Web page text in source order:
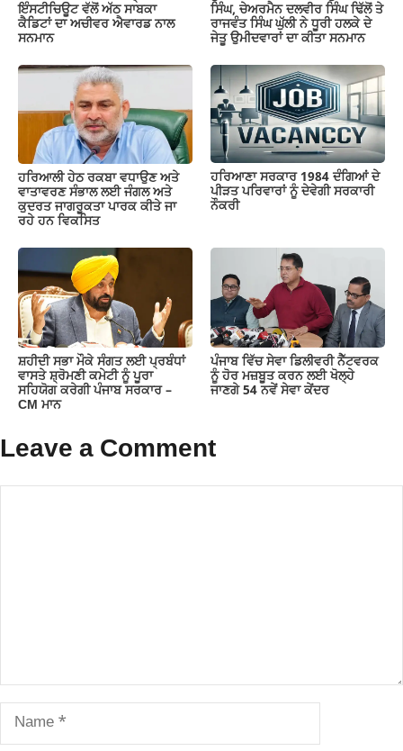
ਇੰਸਟੀਚਿਊਟ ਵੱਲੋਂ ਅੱਠ ਸਾਬਕਾ
ਕੈਡਿਟਾਂ ਦਾ ਅਚੀਵਰ ਐਵਾਰਡ ਨਾਲ
ਸਨਮਾਨ
ਸਿੰਘ, ਚੇਅਰਮੈਨ ਦਲਵੀਰ ਸਿੰਘ ਢਿੱਲੋਂ ਤੇ
ਰਾਜਵੰਤ ਸਿੰਘ ਘੁੱਲੀ ਨੇ ਧੂਰੀ ਹਲਕੇ ਦੇ
ਜੇਤੂ ਉਮੀਦਵਾਰਾਂ ਦਾ ਕੀਤਾ ਸਨਮਾਨ
ਹਰਿਆਲੀ ਹੇਠ ਰਕਬਾ ਵਧਾਉਣ ਅਤੇ
ਵਾਤਾਵਰਣ ਸੰਭਾਲ ਲਈ ਜੰਗਲ ਅਤੇ
ਕੁਦਰਤ ਜਾਗਰੂਕਤਾ ਪਾਰਕ ਕੀਤੇ ਜਾ
ਰਹੇ ਹਨ ਵਿਕਸਿਤ
ਹਰਿਆਣਾ ਸਰਕਾਰ 1984 ਦੰਗਿਆਂ ਦੇ
ਪੀੜਤ ਪਰਿਵਾਰਾਂ ਨੂੰ ਦੇਵੇਗੀ ਸਰਕਾਰੀ
ਨੌਕਰੀ
ਸ਼ਹੀਦੀ ਸਭਾ ਮੌਕੇ ਸੰਗਤ ਲਈ ਪ੍ਰਬੰਧਾਂ
ਵਾਸਤੇ ਸ਼੍ਰੋਮਣੀ ਕਮੇਟੀ ਨੂੰ ਪੂਰਾ
ਸਹਿਯੋਗ ਕਰੇਗੀ ਪੰਜਾਬ ਸਰਕਾਰ –
CM ਮਾਨ
ਪੰਜਾਬ ਵਿੱਚ ਸੇਵਾ ਡਿਲੀਵਰੀ ਨੈੱਟਵਰਕ
ਨੂੰ ਹੋਰ ਮਜ਼ਬੂਤ ਕਰਨ ਲਈ ਖੋਲ੍ਹੇ
ਜਾਣਗੇ 54 ਨਵੇਂ ਸੇਵਾ ਕੇਂਦਰ
Leave a Comment
Name